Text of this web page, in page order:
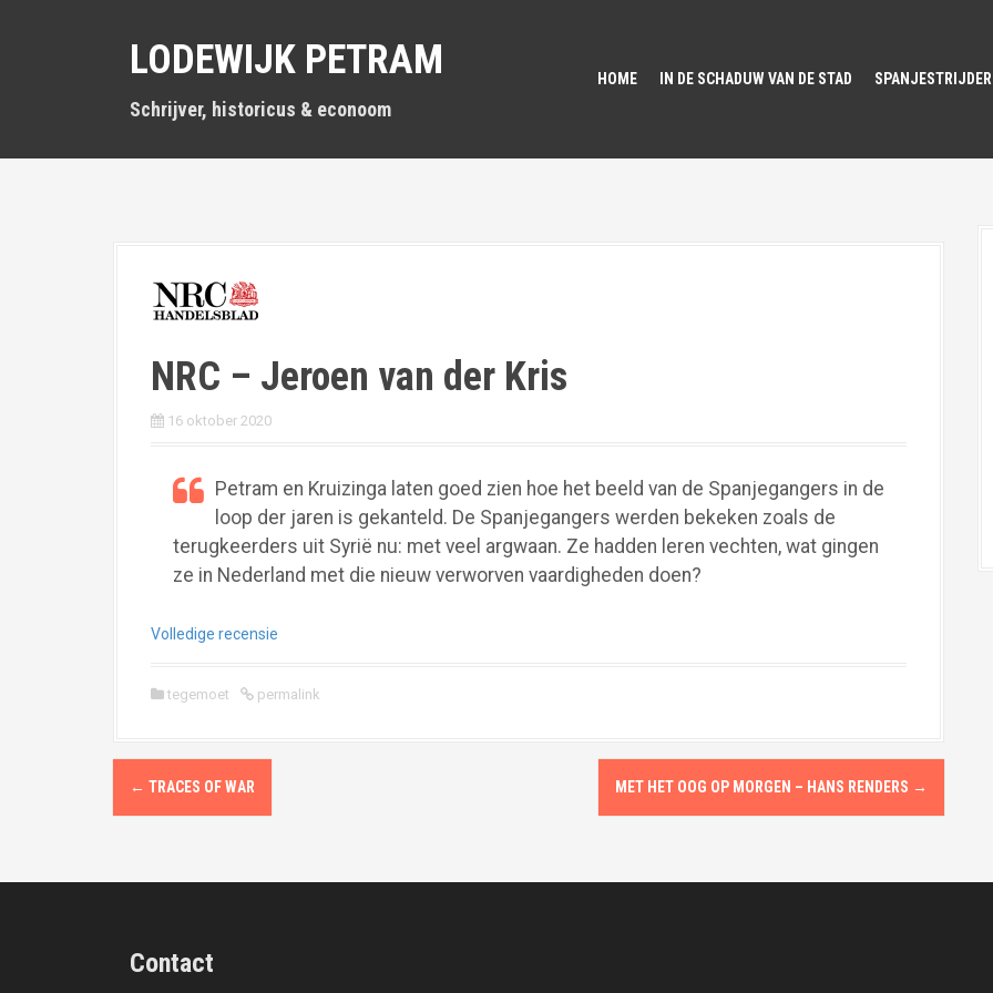
LODEWIJK PETRAM
Schrijver, historicus & econoom
HOME IN DE SCHADUW VAN DE STAD
NRC – Jeroen van der Kris
16 oktober 2020
Petram en Kruizinga laten goed zien hoe het beeld van de Spanjegangers in de
loop der jaren is gekanteld. De Spanjegangers werden bekeken zoals de
terugkeerders uit Syrië nu: met veel argwaan. Ze hadden leren vechten, wat gingen
ze in Nederland met die nieuw verworven vaardigheden doen?
Volledige recensie
tegemoet permalink
P
o
n
← TRACES OF WAR MET HET OOG OP MORGEN – HANS RENDERS →
Contact